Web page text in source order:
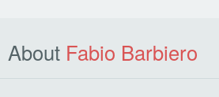
About Fabio Barbiero